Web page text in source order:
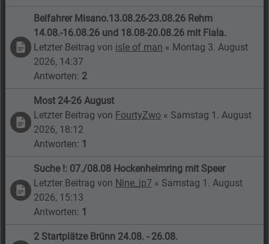
Beifahrer Misano.13.08.26-23.08.26 Rehm
14.08.-16.08.26 und 18.08-20.08.26 mit Fiala.
Letzter Beitrag von isle of man « Montag 3. August
2026, 14:37
Antworten: 2
Most 24-26 August
Letzter Beitrag von FourtyZwo « Samstag 1. August
2026, 18:12
Antworten: 1
Suche !: 07./08.08 Hockenheimring mit Speer
Letzter Beitrag von Nine_jp7 « Samstag 1. August
2026, 15:13
Antworten: 1
2 Startplätze Brünn 24.08. - 26.08.